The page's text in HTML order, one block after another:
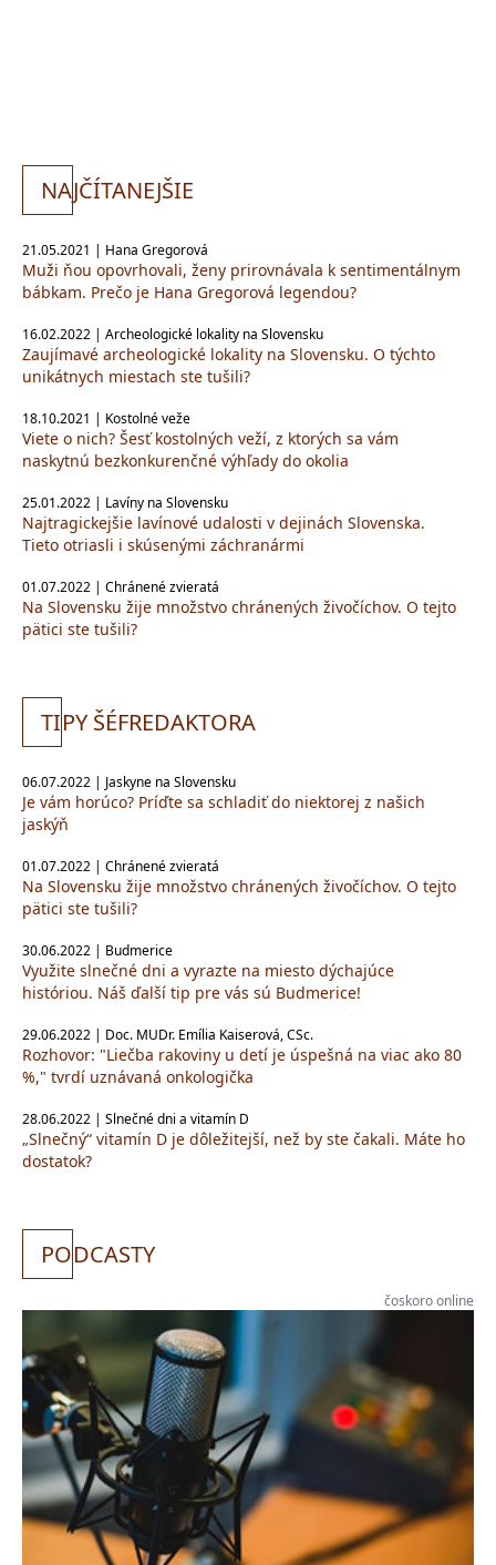
NAJČÍTANEJŠIE
21.05.2021 | Hana Gregorová
Muži ňou opovrhovali, ženy prirovnávala k sentimentálnym
bábkam. Prečo je Hana Gregorová legendou?
16.02.2022 | Archeologické lokality na Slovensku
Zaujímavé archeologické lokality na Slovensku. O týchto
unikátnych miestach ste tušili?
18.10.2021 | Kostolné veže
Viete o nich? Šesť kostolných veží, z ktorých sa vám
naskytnú bezkonkurenčné výhľady do okolia
25.01.2022 | Lavíny na Slovensku
Najtragickejšie lavínové udalosti v dejinách Slovenska.
Tieto otriasli i skúsenými záchranármi
01.07.2022 | Chránené zvieratá
Na Slovensku žije množstvo chránených živočíchov. O tejto
pätici ste tušili?
TIPY ŠÉFREDAKTORA
06.07.2022 | Jaskyne na Slovensku
Je vám horúco? Príďte sa schladiť do niektorej z našich
jaskýň
01.07.2022 | Chránené zvieratá
Na Slovensku žije množstvo chránených živočíchov. O tejto
pätici ste tušili?
30.06.2022 | Budmerice
Využite slnečné dni a vyrazte na miesto dýchajúce
históriou. Náš ďalší tip pre vás sú Budmerice!
29.06.2022 | Doc. MUDr. Emília Kaiserová, CSc.
Rozhovor: "Liečba rakoviny u detí je úspešná na viac ako 80
%," tvrdí uznávaná onkologička
28.06.2022 | Slnečné dni a vitamín D
„Slnečný“ vitamín D je dôležitejší, než by ste čakali. Máte ho
dostatok?
PODCASTY
čoskoro online